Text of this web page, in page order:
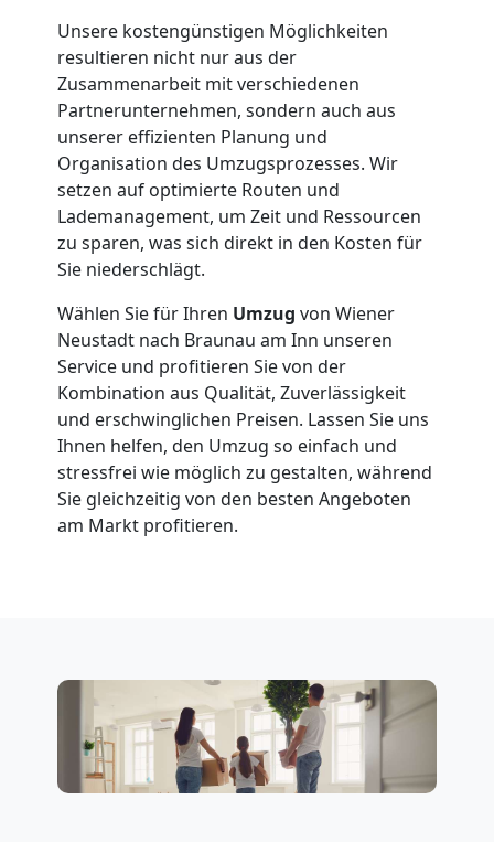
Unsere kostengünstigen Möglichkeiten
resultieren nicht nur aus der
Zusammenarbeit mit verschiedenen
Partnerunternehmen, sondern auch aus
unserer effizienten Planung und
Organisation des Umzugsprozesses. Wir
setzen auf optimierte Routen und
Lademanagement, um Zeit und Ressourcen
zu sparen, was sich direkt in den Kosten für
Sie niederschlägt.
Wählen Sie für Ihren Umzug von Wiener
Neustadt nach Braunau am Inn unseren
Service und profitieren Sie von der
Kombination aus Qualität, Zuverlässigkeit
und erschwinglichen Preisen. Lassen Sie uns
Ihnen helfen, den Umzug so einfach und
stressfrei wie möglich zu gestalten, während
Sie gleichzeitig von den besten Angeboten
am Markt profitieren.
Übersiedlung
Wiener
Neustadt
Klaviertransport
Wiener
Neustadt
Privatumzug
Wiener
Neustadt
Wiener
Neustadt